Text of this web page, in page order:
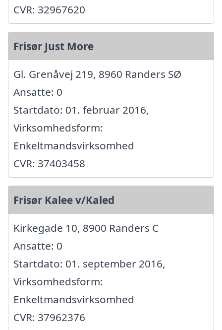
CVR: 32967620
Frisør Just More
Gl. Grenåvej 219, 8960 Randers SØ
Ansatte: 0
Startdato: 01. februar 2016,
Virksomhedsform:
Enkeltmandsvirksomhed
CVR: 37403458
Frisør Kalee v/Kaled
Kirkegade 10, 8900 Randers C
Ansatte: 0
Startdato: 01. september 2016,
Virksomhedsform:
Enkeltmandsvirksomhed
CVR: 37962376